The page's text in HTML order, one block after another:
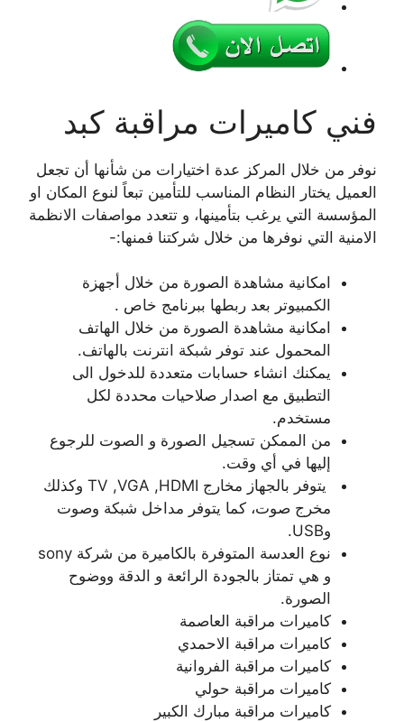
فني كاميرات مراقبة كبد
نوفر من خلال المركز عدة اختيارات من شأنها أن تجعل
العميل يختار النظام المناسب للتأمين تبعاً لنوع المكان او
المؤسسة التي يرغب بتأمينها، و تتعدد مواصفات الانظمة
الامنية التي نوفرها من خلال شركتنا فمنها:-
امكانية مشاهدة الصورة من خلال أجهزة
الكمبيوتر بعد ربطها ببرنامج خاص .
امكانية مشاهدة الصورة من خلال الهاتف
المحمول عند توفر شبكة انترنت بالهاتف.
يمكنك انشاء حسابات متعددة للدخول الى
التطبيق مع اصدار صلاحيات محددة لكل
مستخدم.
من الممكن تسجيل الصورة و الصوت للرجوع
إليها في أي وقت.
يتوفر بالجهاز مخارج TV ,VGA ,HDMI وكذلك
مخرج صوت، كما يتوفر مداخل شبكة وصوت
وUSB.
نوع العدسة المتوفرة بالكاميرة من شركة sony
و هي تمتاز بالجودة الرائعة و الدقة ووضوح
الصورة.
كاميرات مراقبة العاصمة
كاميرات مراقبة الاحمدي
كاميرات مراقبة الفروانية
كاميرات مراقبة حولي
كاميرات مراقبة مبارك الكبير